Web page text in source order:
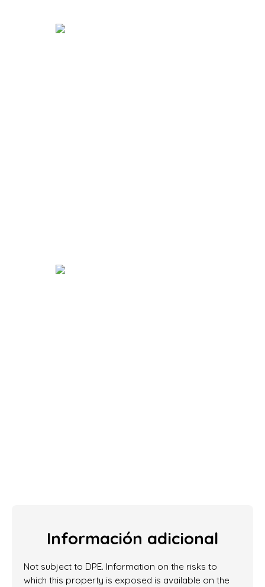
Información adicional
Not subject to DPE. Information on the risks to
which this property is exposed is available on the